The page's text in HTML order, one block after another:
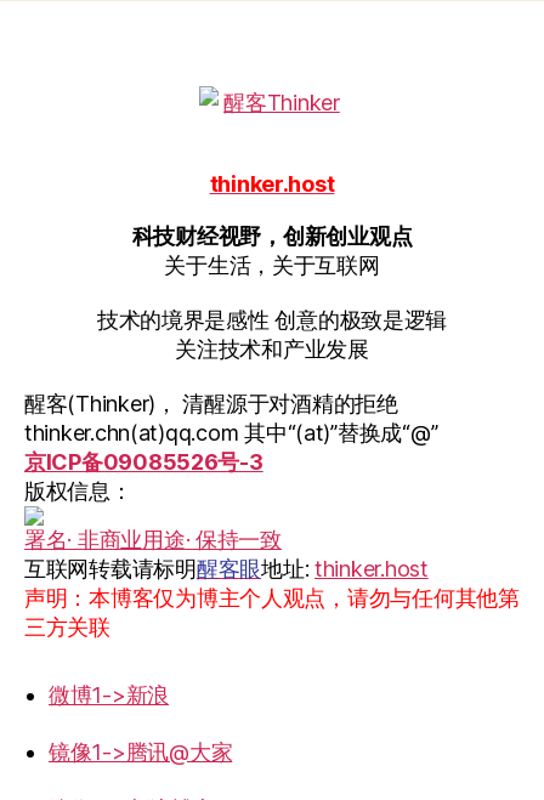
thinker.host
科技财经视野，创新创业观点
关于生活，关于互联网
技术的境界是感性 创意的极致是逻辑
关注技术和产业发展
醒客(Thinker)， 清醒源于对酒精的拒绝
thinker.chn(at)qq.com 其中“(at)”替换成“@”
京ICP备09085526号-3
版权信息：
署名· 非商业用途· 保持一致
互联网转载请标明醒客眼地址: thinker.host
声明：本博客仅为博主个人观点，请勿与任何其他第
三方关联
微博1->新浪
镜像1->腾讯@大家